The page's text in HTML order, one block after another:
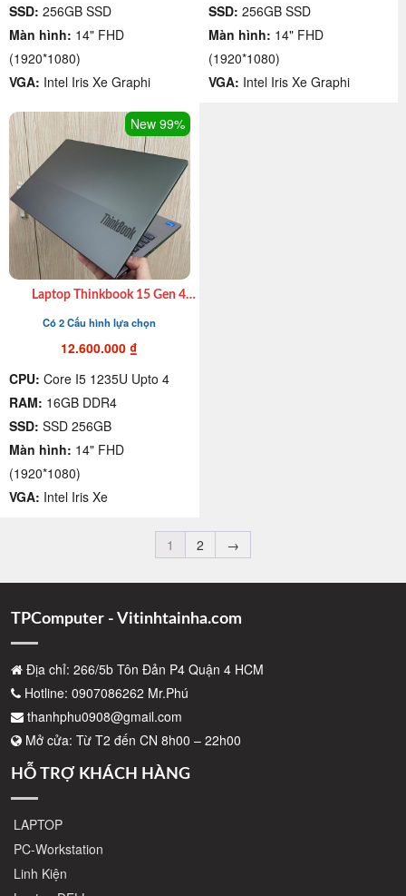
SSD: 256GB SSD
Màn hình: 14" FHD
(1920*1080)
VGA: Intel Iris Xe Graphi
SSD: 256GB SSD
Màn hình: 14" FHD
(1920*1080)
VGA: Intel Iris Xe Graphi
New 99%
Laptop Thinkbook 15 Gen 4
16GB| SSD 512GB 15.6″FHD
giá rẻ quận 4
Có 2 Cấu hình lựa chọn
12.600.000₫
CPU: Core I5 1235U Upto 4
RAM: 16GB DDR4
SSD: SSD 256GB
Màn hình: 14" FHD
(1920*1080)
VGA: Intel Iris Xe
1 2 →
TPComputer - Vitinhtainha.com
Địa chỉ: 266/5b Tôn Đản P4 Quận 4 HCM
Hotline: 0907086262 Mr.Phú
thanhphu0908@gmail.com
Mở cửa: Từ T2 đến CN 8h00 – 22h00
HỖ TRỢ KHÁCH HÀNG
LAPTOP
PC-Workstation
Linh Kiện